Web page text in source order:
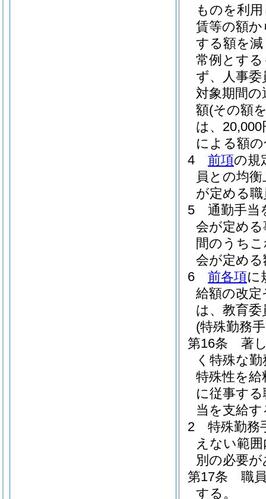
ものを利
賃等の額
する額を
常例とす
ず、人事
対象期間
額(その額
は、
による額
4
前項の規
員との均
が定める
5
通勤手当
会が定め
間のうち
会が定め
6
前各項に
給額の改
は、教育
(特殊勤務
第16条
著
く特殊な
特殊性を
に従事す
当を支給す
2
特殊勤務
えない範
別の必要
第17条
職
する。